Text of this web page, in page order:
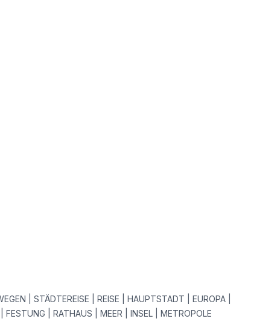
| STÄDTEREISE | REISE | HAUPTSTADT | EUROPA |
FESTUNG | RATHAUS | MEER | INSEL | METROPOLE